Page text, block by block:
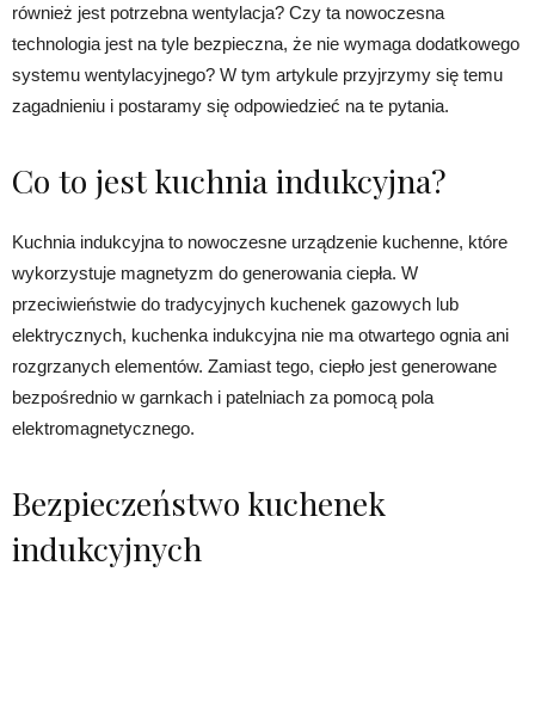
również jest potrzebna wentylacja? Czy ta nowoczesna
technologia jest na tyle bezpieczna, że nie wymaga dodatkowego
systemu wentylacyjnego? W tym artykule przyjrzymy się temu
zagadnieniu i postaramy się odpowiedzieć na te pytania.
Co to jest kuchnia indukcyjna?
Kuchnia indukcyjna to nowoczesne urządzenie kuchenne, które
wykorzystuje magnetyzm do generowania ciepła. W
przeciwieństwie do tradycyjnych kuchenek gazowych lub
elektrycznych, kuchenka indukcyjna nie ma otwartego ognia ani
rozgrzanych elementów. Zamiast tego, ciepło jest generowane
bezpośrednio w garnkach i patelniach za pomocą pola
elektromagnetycznego.
Bezpieczeństwo kuchenek
indukcyjnych